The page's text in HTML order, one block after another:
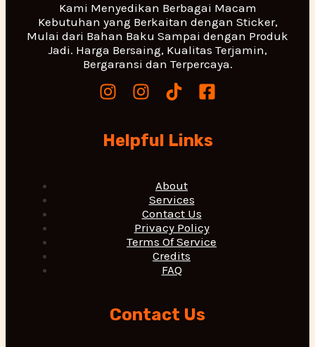
Kami Menyedikan Berbagai Macam
Kebutuhan yang Berkaitan dengan Sticker,
Mulai dari Bahan Baku Sampai dengan Produk
Jadi. Harga Bersaing, Kualitas Terjamin,
Bergaransi dan Terpercaya.
Helpful Links
About
Services
Contact Us
Privacy Policy
Terms Of Service
Credits
FAQ
Contact Us